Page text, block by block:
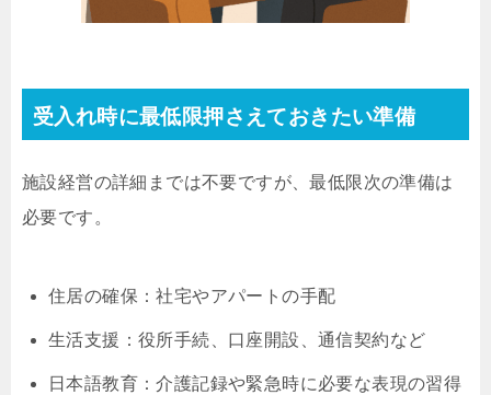
受入れ時に最低限押さえておきたい準備
施設経営の詳細までは不要ですが、最低限次の準備は
必要です。
住居の確保：社宅やアパートの手配
生活支援：役所手続、口座開設、通信契約など
日本語教育：介護記録や緊急時に必要な表現の習得